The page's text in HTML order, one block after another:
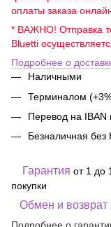
оплаты заказа
* ВАЖНО! Отправка
Bluetti
Подробнее о
Наличными
Терминалом
Перевод на
Безналичная
Гарантия от 1 до
покупки
Обмен и возврат
Подробнее о